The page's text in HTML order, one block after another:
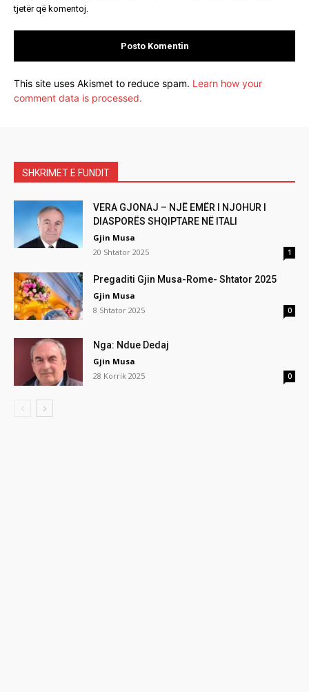
tjetër që komentoj.
This site uses Akismet to reduce spam. Learn how your
comment data is processed.
SHKRIMET E FUNDIT
VERA GJONAJ – NJË EMËR I NJOHUR I
DIASPORËS SHQIPTARE NË ITALI
Gjin Musa
20 Shtator 2025
1
Pregaditi Gjin Musa-Rome- Shtator 2025
Gjin Musa
8 Shtator 2025
0
Nga: Ndue Dedaj
Gjin Musa
28 Korrik 2025
0